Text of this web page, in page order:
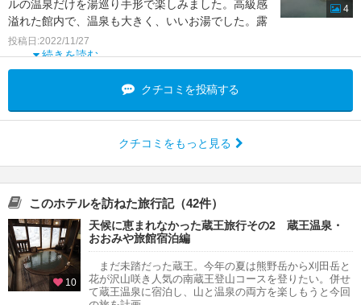
ルの温泉だけを湯巡り手形で楽しみました。高級感
溢れた館内で、温泉も大きく、いいお湯でした。露
天風呂も熱湯とぬ
続きを読む
投稿日:2022/11/27
4
クチコミを投稿する
クチコミをもっと見る
このホテルを訪ねた旅行記（42件）
10
天候に恵まれなかった蔵王旅行その2 蔵王温泉・
おおみや旅館宿泊編
まだ未踏だった蔵王。今年の夏は熊野岳から刈田岳と
花が沢山咲き人気の南蔵王登山コースを登りたい。併せ
て蔵王温泉に宿泊し、山と温泉の両方を楽しもうと今回